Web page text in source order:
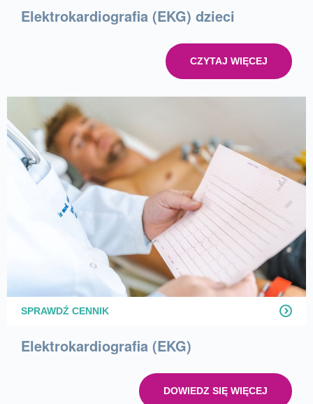
Elektrokardiografia (EKG) dzieci
CZYTAJ WIĘCEJ
SPRAWDŹ CENNIK
Elektrokardiografia (EKG)
DOWIEDZ SIĘ WIĘCEJ